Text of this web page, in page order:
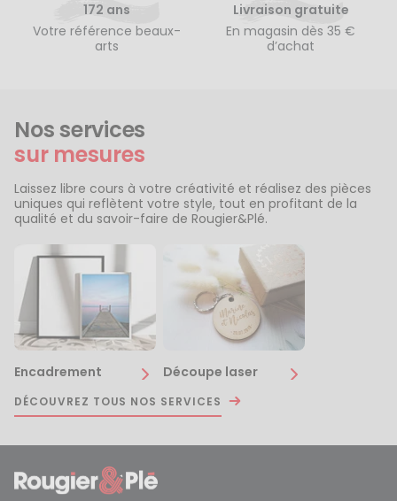
172 ans
Votre référence beaux-
arts
Livraison gratuite
En magasin dès 35 €
d’achat
Nos services
sur mesures
Laissez libre cours à votre créativité et réalisez des pièces
uniques qui reflètent votre style, tout en profitant de la
qualité et du savoir-faire de Rougier&Plé.
Encadrement Découpe laser
DÉCOUVREZ TOUS NOS SERVICES